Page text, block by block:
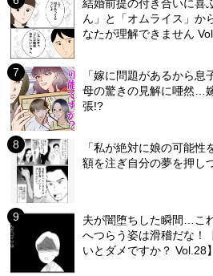
結婚前提の付き合いに
ん」と「オムライス」か
なたが理解できません
「嫁に問題があるから
母の驚きの見解に唖然…
張!?
「私が絶対に娘の可能
額を注ぎ自分の夢を押し
夫が闇堕ちした瞬間…こ
へつらう姿は滑稽だな！
いとダメですか？ Vol.28】